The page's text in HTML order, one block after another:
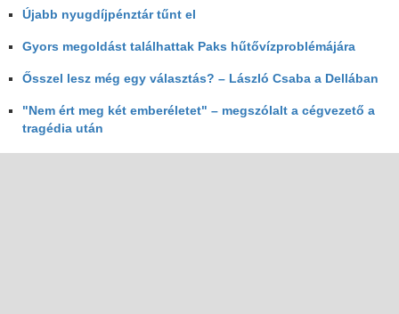
Újabb nyugdíjpénztár tűnt el
Gyors megoldást találhattak Paks hűtővízproblémájára
Ősszel lesz még egy választás? – László Csaba a Dellában
"Nem ért meg két emberéletet" – megszólalt a cégvezető a
tragédia után